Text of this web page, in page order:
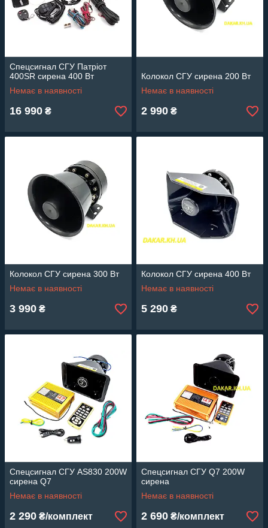
Спецсигнал СГУ Патріот
400SR сирена 400 Вт
Немає в наявності
16 990 ₴
Колокол СГУ сирена 200 Вт
Немає в наявності
2 990 ₴
Колокол СГУ сирена 300 Вт
Немає в наявності
3 990 ₴
Колокол СГУ сирена 400 Вт
Немає в наявності
5 290 ₴
Спецсигнал СГУ AS830 200W
сирена Q7
Немає в наявності
2 290 ₴/комплект
Спецсигнал СГУ Q7 200W
сирена
Немає в наявності
2 690 ₴/комплект